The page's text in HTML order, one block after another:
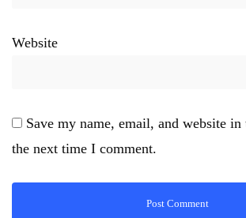
Website
Save my name, email, and website
the next time I comment.